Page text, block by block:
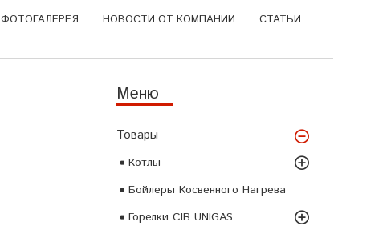
ФОТОГАЛЕРЕЯ НОВОСТИ ОТ КОМПАНИИ СТАТЬИ
Товары
Котлы
Бойлеры Косвенного Нагрева
Горелки CIB UNIGAS